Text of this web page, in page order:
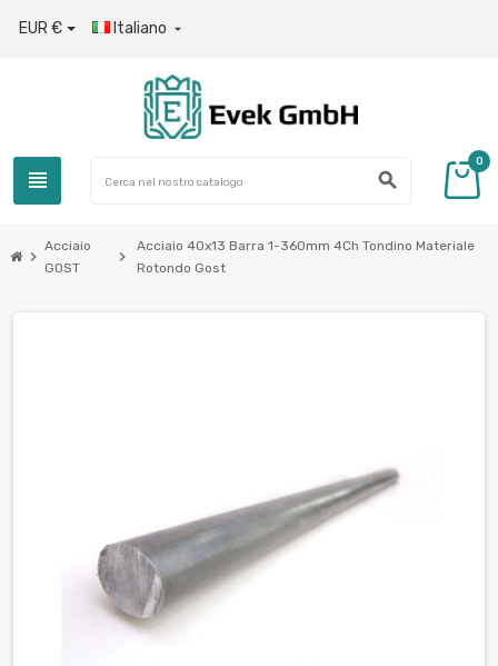
EUR € Italiano 
view_headline search
0
chevron_right
Acciaio
GOST
chevron_right
Acciaio 40x13 Barra 1-360mm 4Ch Tondino Materiale
Rotondo Gost